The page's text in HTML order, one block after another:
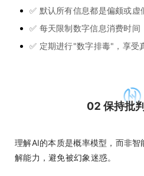
✅ 默认所有信息都是偏颇或虚
✅ 每天限制数字信息消费时间
✅ 定期进行"数字排毒"，享受
02 保持批
理解AI的本质是概率模型，而非
解能力，避免被幻象迷惑。